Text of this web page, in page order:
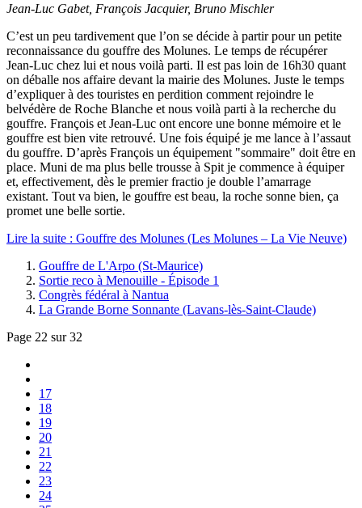
Jean-Luc Gabet, François Jacquier, Bruno Mischler
C’est un peu tardivement que l’on se décide à partir pour un petite
reconnaissance du gouffre des Molunes. Le temps de récupérer
Jean-Luc chez lui et nous voilà parti. Il est pas loin de 16h30 quant
on déballe nos affaire devant la mairie des Molunes. Juste le temps
d’expliquer à des touristes en perdition comment rejoindre le
belvédère de Roche Blanche et nous voilà parti à la recherche du
gouffre. François et Jean-Luc ont encore une bonne mémoire et le
gouffre est bien vite retrouvé. Une fois équipé je me lance à l’assaut
du gouffre. D’après François un équipement "sommaire" doit être en
place. Muni de ma plus belle trousse à Spit je commence à équiper
et, effectivement, dès le premier fractio je double l’amarrage
existant. Tout va bien, le gouffre est beau, la roche sonne bien, ça
promet une belle sortie.
Lire la suite : Gouffre des Molunes (Les Molunes – La Vie Neuve)
Gouffre de L'Arpo (St-Maurice)
Sortie reco à Menouille - Épisode 1
Congrès fédéral à Nantua
La Grande Borne Sonnante (Lavans-lès-Saint-Claude)
Page 22 sur 32
17
18
19
20
21
22
23
24